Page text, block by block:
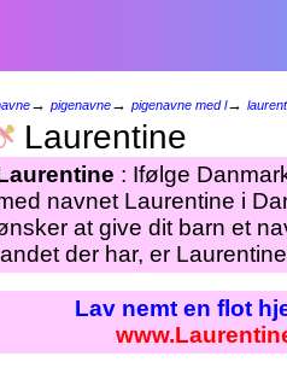
→ pigenavne→ pigenavne med l→
Laurentine
: Ifølge
navnet Laurentine i
at give dit barn et
landet der har, er
Lav nemt en flot